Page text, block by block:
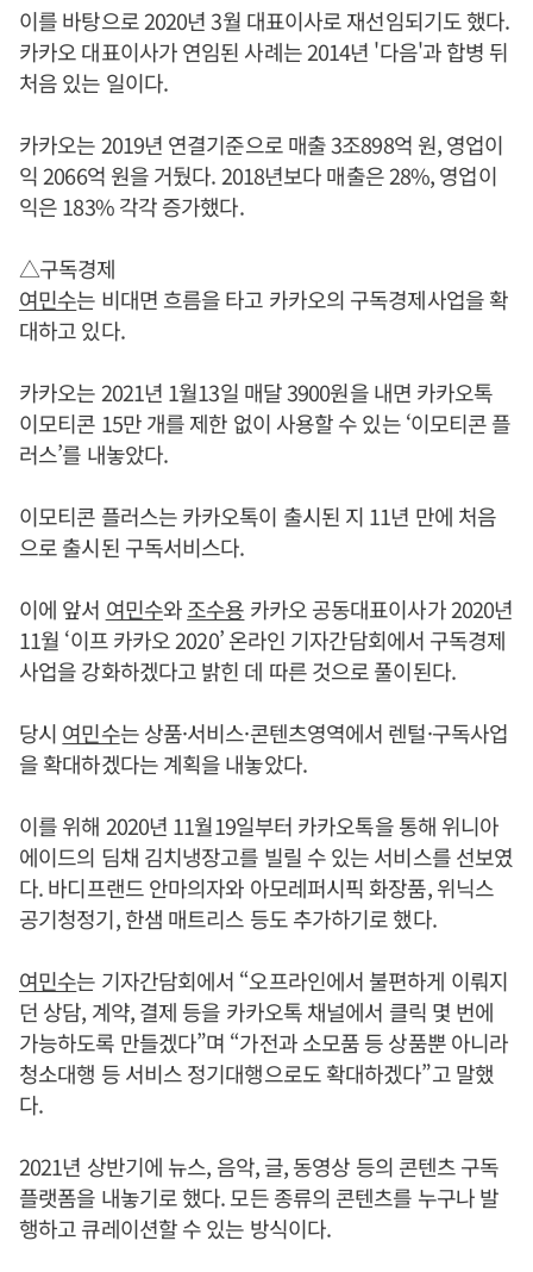
이를 바탕으로 2020년 3월 대표이사로 재선임되기도 했다.
카카오 대표이사가 연임된 사례는 2014년 '다음'과 합병 뒤
처음 있는 일이다.
카카오는 2019년 연결기준으로 매출 3조898억 원, 영업이
익 2066억 원을 거뒀다. 2018년보다 매출은 28%, 영업이
익은 183% 각각 증가했다.
△구독경제
여민수는 비대면 흐름을 타고 카카오의 구독경제사업을 확
대하고 있다.
카카오는 2021년 1월13일 매달 3900원을 내면 카카오톡
이모티콘 15만 개를 제한 없이 사용할 수 있는 ‘이모티콘 플
러스’를 내놓았다.
이모티콘 플러스는 카카오톡이 출시된 지 11년 만에 처음
으로 출시된 구독서비스다.
이에 앞서 여민수와조수용 카카오 공동대표이사가 2020년
11월 ‘이프 카카오 2020’ 온라인 기자간담회에서 구독경제
사업을 강화하겠다고 밝힌 데 따른 것으로 풀이된다.
당시 여민수는 상품·서비스·콘텐츠영역에서 렌털·구독사업
을 확대하겠다는 계획을 내놓았다.
이를 위해 2020년 11월19일부터 카카오톡을 통해 위니아
에이드의 딤채 김치냉장고를 빌릴 수 있는 서비스를 선보였
다. 바디프랜드 안마의자와 아모레퍼시픽 화장품, 위닉스
공기청정기, 한샘 매트리스 등도 추가하기로 했다.
여민수는 기자간담회에서 “오프라인에서 불편하게 이뤄지
던 상담, 계약, 결제 등을 카카오톡 채널에서 클릭 몇 번에
가능하도록 만들겠다”며 “가전과 소모품 등 상품뿐 아니라
청소대행 등 서비스 정기대행으로도 확대하겠다”고 말했
다.
2021년 상반기에 뉴스, 음악, 글, 동영상 등의 콘텐츠 구독
플랫폼을 내놓기로 했다. 모든 종류의 콘텐츠를 누구나 발
행하고 큐레이션할 수 있는 방식이다.